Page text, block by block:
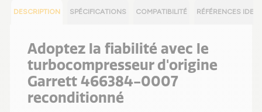
DESCRIPTION SPÉCIFICATIONS COMPATIBILITÉ RÉFÉRENCES
Adoptez la fiabilité avec le
turbocompresseur d'origine
Garrett 466384-0007
reconditionné